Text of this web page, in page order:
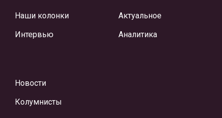
Наши колонки
Интервью
Актуальное
Аналитика
Новости
Колумнисты